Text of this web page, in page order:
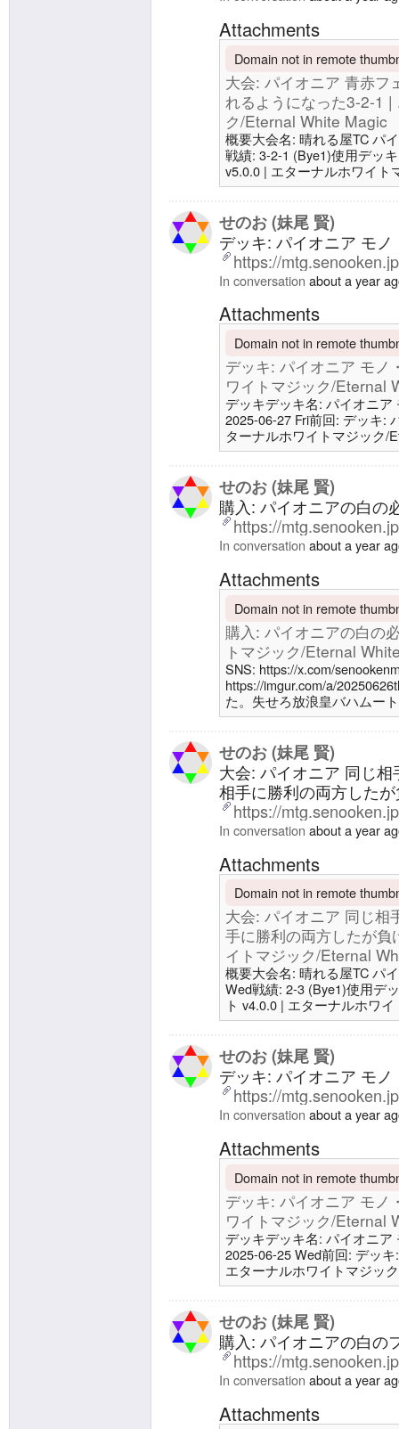
Attachments
Domain not in remote
大会: パイオニア 青赤フ
れるようになった3-2-1
ク/Eternal White Magic
概要大会名: 晴れる屋TC パ
戦績: 3-2-1 (Bye1)使用デッ
v5.0.0 | エターナルホワイト
会: パイオニア 同じ相手に2
ク/Eternal White MagicX:
せのお (妹尾 賢)
デッキ: パイオニア モ
https://
In conversation about a year
Attachments
Domain not in remote
デッキ: パイオニア モ
ワイトマジック/Eternal
デッキデッキ名: パイオニア
2025-06-27 Fri前回: デッキ:
ターナルホワイトマジック/
土地10 平地4 噴水港4 沈ん
放/Starnheim Unleashed4 ミ
せのお (妹尾 賢)
購入: パイオニアの白の
https://
In conversation about a year
Attachments
Domain not in remote
購入: パイオニアの白の
トマジック/Eternal
SNS: https://x.com/
https://imgur.com/a/
た。失せろ放浪皇バハムー
敗、三度目の正直で連敗相
通り、現在のパイオニアで
せのお (妹尾 賢)
大会: パイオニア 同じ
相手に勝利の両方した
https://
In conversation about a year
Attachments
Domain not in remote
大会: パイオニア 同じ相
手に勝利の両方したが
イトマジック/Eternal
概要大会名: 晴れる屋TC パ
Wed戦績: 2-3 (Bye1)使用デ
ト v4.0.0 | エターナルホワ
大会: カードパワーを上げ
ク/Eternal White MagicSNS:
せのお (妹尾 賢)
デッキ: パイオニア モ
https://
In conversation about a year
Attachments
Domain not in remote
デッキ: パイオニア モ
ワイトマジック/Eternal
デッキデッキ名: パイオニア
2025-06-25 Wed前回: デッ
エターナルホワイトマジッ
27 土地11 平地4 爆発域4 廃
放/Starnheim Unleashed
せのお (妹尾 賢)
購入: パイオニアの白の
https://
In conversation about a year
Attachments